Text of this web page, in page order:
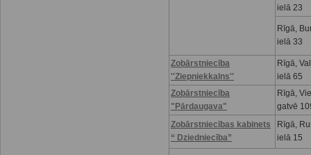
ielā 23
Rīgā,
ielā 33
Zobārstniecība
''Ziepniekkalns''
Rīgā,
ielā 65
Zobārstniecība
"Pārdaugava"
Rīgā,
gatvē
Zobārstniecības kabinets
“ Dziedniecība”
Rīgā,
ielā 15